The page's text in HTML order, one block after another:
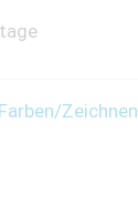
Zeichnen